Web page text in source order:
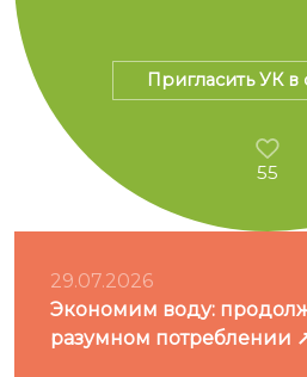
Пригласить УК
55
29.07.2026
Экономим воду:
разумном потреблении